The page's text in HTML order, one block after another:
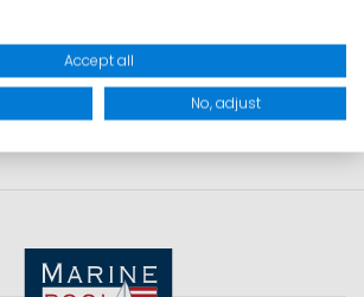
PRODUKTSICHERHEIT
Accept all
No, adjust